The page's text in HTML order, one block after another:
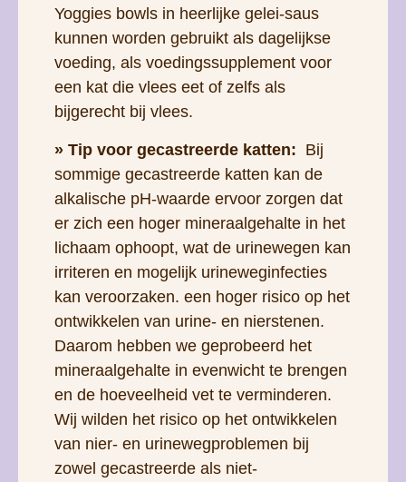
Yoggies bowls in heerlijke gelei-saus
kunnen worden gebruikt als dagelijkse
voeding, als voedingssupplement voor
een kat die vlees eet of zelfs als
bijgerecht bij vlees.
» Tip voor gecastreerde katten: Bij
sommige gecastreerde katten kan de
alkalische pH-waarde ervoor zorgen dat
er zich een hoger mineraalgehalte in het
lichaam ophoopt, wat de urinewegen kan
irriteren en mogelijk urineweginfecties
kan veroorzaken. een hoger risico op het
ontwikkelen van urine- en nierstenen.
Daarom hebben we geprobeerd het
mineraalgehalte in evenwicht te brengen
en de hoeveelheid vet te verminderen.
Wij wilden het risico op het ontwikkelen
van nier- en urinewegproblemen bij
zowel gecastreerde als niet-